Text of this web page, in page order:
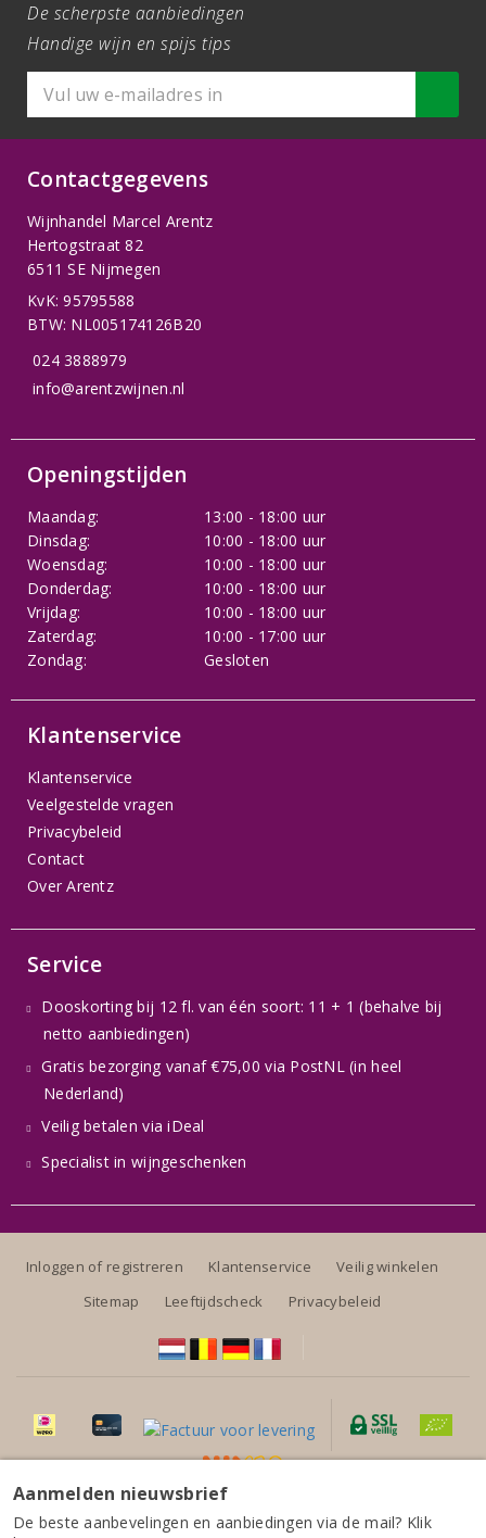
Domaine Huet Vouvray sec Le Mont 2023
De scherpste aanbiedingen
Handige wijn en spijs tips
Contactgegevens
Wijnhandel Marcel Arentz
Hertogstraat 82
6511 SE Nijmegen
KvK: 95795588
BTW: NL005174126B20
024 3888979
info@arentzwijnen.nl
Openingstijden
Maandag:
13:00 - 18:00 uur
Dinsdag:
10:00 - 18:00 uur
Woensdag:
10:00 - 18:00 uur
Donderdag:
10:00 - 18:00 uur
Vrijdag:
10:00 - 18:00 uur
Zaterdag:
10:00 - 17:00 uur
Zondag:
Gesloten
Klantenservice
Klantenservice
Veelgestelde vragen
Privacybeleid
Contact
Over Arentz
Service
Dooskorting bij 12 fl. van één soort: 11 + 1 (behalve bij
netto aanbiedingen)
Gratis bezorging vanaf €75,00 via PostNL (in heel
Nederland)
Veilig betalen via iDeal
Specialist in wijngeschenken
Inloggen of registreren Klantenservice
Veilig winkelen
Sitemap
Leeftijdscheck Privacybeleid
Aanmelden nieuwsbrief
De beste aanbevelingen en aanbiedingen via de mail? Klik